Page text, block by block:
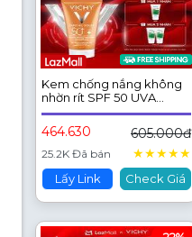
Kem chống nắng không
nhờn rít SPF 50 UVA
+UVB Vichy Capital Soleil
Mattifying Dry Touch
Face Fluid
464.630 605.000đ
25.2K Đã bán ★★★★★
Lấy Link Check Giá